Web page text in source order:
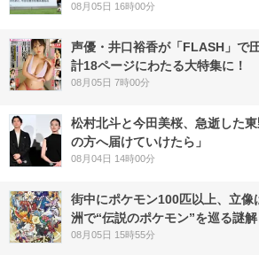
08月05日 16時00分
声優・井口裕香が「FLASH」で
計18ページにわたる大特集に！
08月05日 7時00分
松村北斗と今田美桜、急逝した
の方へ届けていけたら」
08月04日 14時00分
街中にポケモン100匹以上、立
洲で“伝説のポケモン”を巡る謎解
08月05日 15時55分